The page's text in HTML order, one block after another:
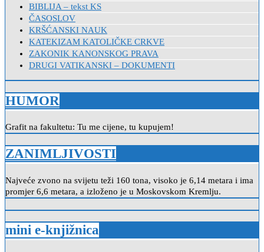
BIBLIJA – tekst KS
ČASOSLOV
KRŠĆANSKI NAUK
KATEKIZAM KATOLIČKE CRKVE
ZAKONIK KANONSKOG PRAVA
DRUGI VATIKANSKI – DOKUMENTI
HUMOR
Grafit na fakultetu: Tu me cijene, tu kupujem!
ZANIMLJIVOSTI
Najveće zvono na svijetu teži 160 tona, visoko je 6,14 metara i ima
promjer 6,6 metara, a izloženo je u Moskovskom Kremlju.
mini e-knjižnica